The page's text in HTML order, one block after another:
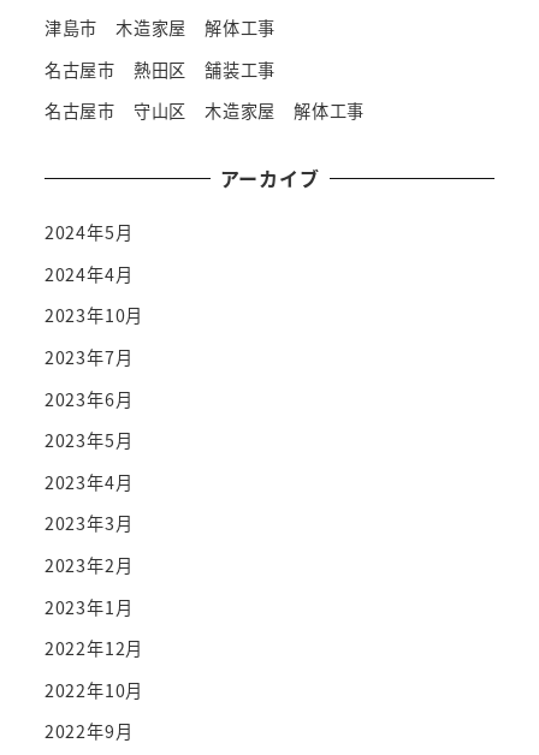
津島市 木造家屋 解体工事
名古屋市 熱田区 舗装工事
名古屋市 守山区 木造家屋 解体工事
アーカイブ
2024年5月
2024年4月
2023年10月
2023年7月
2023年6月
2023年5月
2023年4月
2023年3月
2023年2月
2023年1月
2022年12月
2022年10月
2022年9月